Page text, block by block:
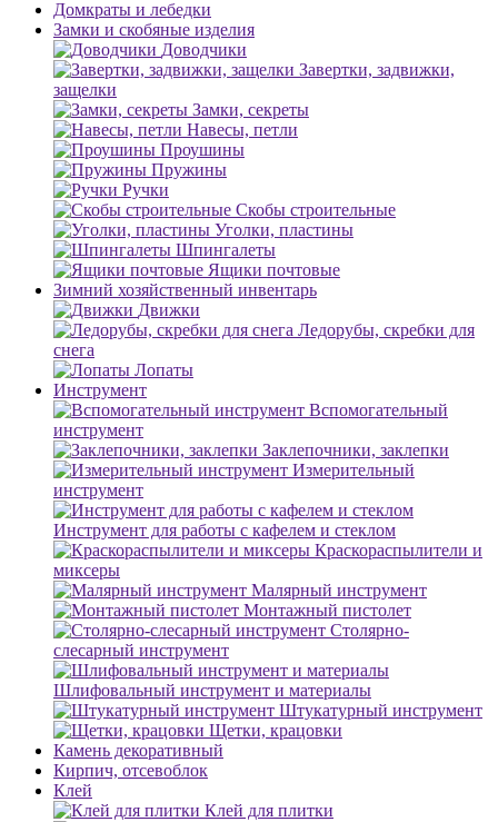
Домкраты и лебедки
Замки и скобяные изделия
Доводчики
Завертки, задвижки,
защелки
Замки, секреты
Навесы, петли
Проушины
Пружины
Ручки
Скобы строительные
Уголки, пластины
Шпингалеты
Ящики почтовые
Зимний хозяйственный инвентарь
Движки
Ледорубы, скребки для
снега
Лопаты
Инструмент
Вспомогательный
инструмент
Заклепочники, заклепки
Измерительный
инструмент
Инструмент для работы с кафелем и стеклом
Краскораспылители и
миксеры
Малярный инструмент
Монтажный пистолет
Столярно-
слесарный инструмент
Шлифовальный инструмент и материалы
Штукатурный инструмент
Щетки, крацовки
Камень декоративный
Кирпич, отсевоблок
Клей
Клей для плитки